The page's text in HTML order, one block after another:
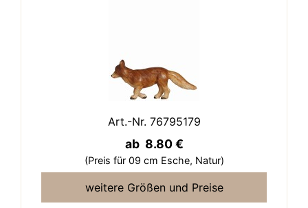
Art.-Nr. 76795179
ab 8.80 €
(Preis für 09 cm Esche, Natur)
weitere Größen und Preise